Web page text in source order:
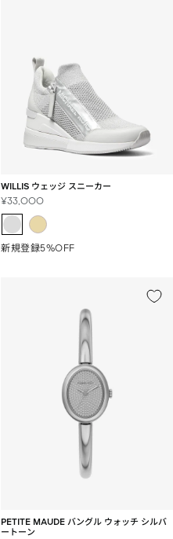
WILLIS ウェッジ スニーカー
セ
ー
ル
格
¥33,000
新規登録5%OFF
PETITE MAUDE バングル ウォッチ シルバ
ートーン